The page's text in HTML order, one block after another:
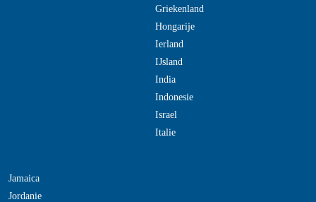
Griekenland
Hongarije
Ierland
IJsland
India
Indonesie
Israel
Italie
Jamaica
Jordanie